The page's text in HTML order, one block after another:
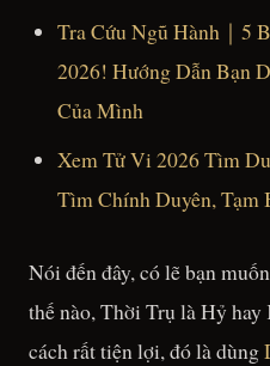
Tra Cứu Ngũ Hành｜5
2026! Hướng Dẫn Bạn
Của Mình
Xem Tử Vi 2026 Tìm
Tìm Chính Duyên, Tạm
Nói đến đây, có lẽ bạn
thế nào, Thời Trụ là Hỷ
cách rất tiện lợi, đó là dùng